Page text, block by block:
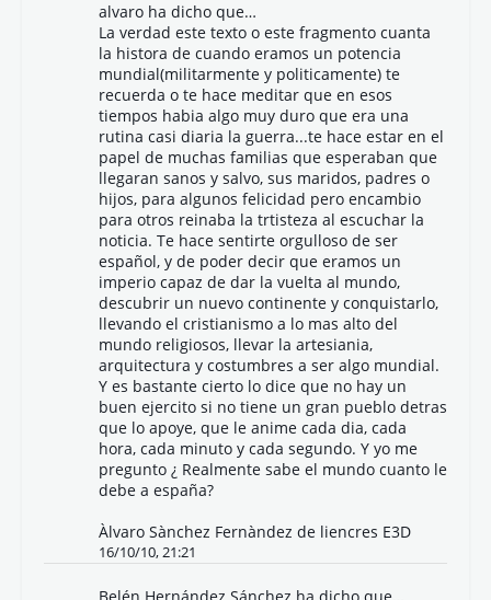
alvaro ha dicho que…
La verdad este texto o este fragmento cuanta
la histora de cuando eramos un potencia
mundial(militarmente y politicamente) te
recuerda o te hace meditar que en esos
tiempos habia algo muy duro que era una
rutina casi diaria la guerra...te hace estar en el
papel de muchas familias que esperaban que
llegaran sanos y salvo, sus maridos, padres o
hijos, para algunos felicidad pero encambio
para otros reinaba la trtisteza al escuchar la
noticia. Te hace sentirte orgulloso de ser
español, y de poder decir que eramos un
imperio capaz de dar la vuelta al mundo,
descubrir un nuevo continente y conquistarlo,
llevando el cristianismo a lo mas alto del
mundo religiosos, llevar la artesiania,
arquitectura y costumbres a ser algo mundial.
Y es bastante cierto lo dice que no hay un
buen ejercito si no tiene un gran pueblo detras
que lo apoye, que le anime cada dia, cada
hora, cada minuto y cada segundo. Y yo me
pregunto ¿ Realmente sabe el mundo cuanto le
debe a españa?
Àlvaro Sànchez Fernàndez de liencres E3D
16/10/10, 21:21